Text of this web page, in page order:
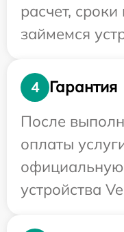
расчет,
займемся
4
Гарантия
После
оплаты
устройства